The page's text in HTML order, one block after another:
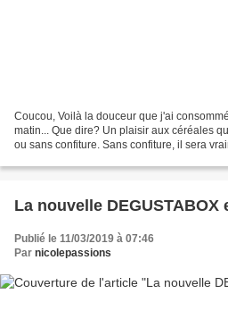
Coucou, Voilà la douceur que j'ai
matin... Que dire? Un plaisir aux céréales
ou sans confiture. Sans confiture, il sera
La nouvelle DEGUSTABOX
Publié le 11/03/2019 à 07:46
Par nicolepassions